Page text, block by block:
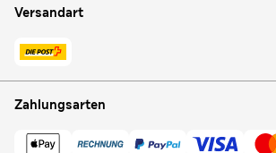
Versandart
Zahlungsarten